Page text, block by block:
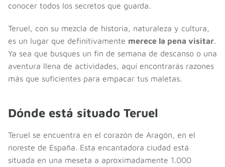
conocer todos los secretos que guarda.
Teruel, con su mezcla de historia, naturaleza y cultura,
es un lugar que definitivamente merece la pena visitar.
Ya sea que busques un fin de semana de descanso o una
aventura llena de actividades, aquí encontrarás razones
más que suficientes para empacar tus maletas.
Dónde está situado Teruel
Teruel se encuentra en el corazón de Aragón, en el
noreste de España. Esta encantadora ciudad está
situada en una meseta a aproximadamente 1.000